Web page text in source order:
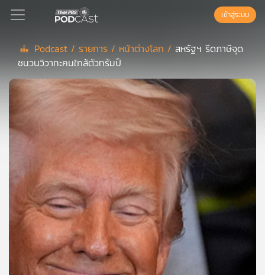
Podcast
ลิ
แนะนำ
เพล
ย์
เข้าสู่ระบบ
Podcast / รายการ / หน้าต่างโลก / สหรัฐฯ รีดภาษีจุด
ชนวนวิวาทะคนใกล้ตัวทรัมป์